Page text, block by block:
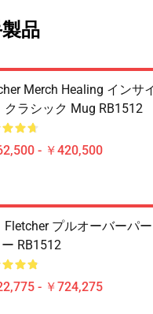
品
Merch Healing インサ
クラシック Mug RB1512
- ￥420,500
Fletcher プルオーバーパ
RB1512
- ￥724,275